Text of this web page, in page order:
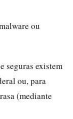
ou
seguras existem
ou, para
(mediante